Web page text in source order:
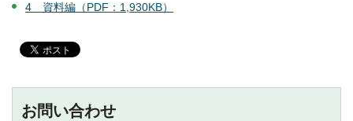
4 資料編（PDF：1,930KB）
お問い合わせ